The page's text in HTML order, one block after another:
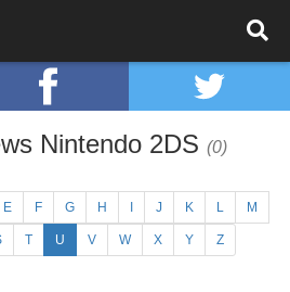
Nintendo 2DS (0)
E F G H J K L M
T U V W X Y Z